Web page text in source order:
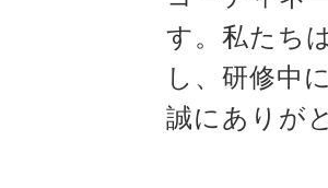
す。私たち
し、研修中
誠にありが